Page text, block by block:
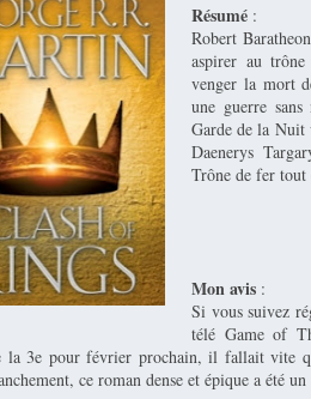
Résumé :
Robert
aspirer au
venger la mort
une guerre
Garde de la Nuit
Daenerys
Trône de fer tout
Mon avis :
Si vous suivez
télé Game of
la 3e pour février prochain, il fallait vite
ce roman dense et épique a été